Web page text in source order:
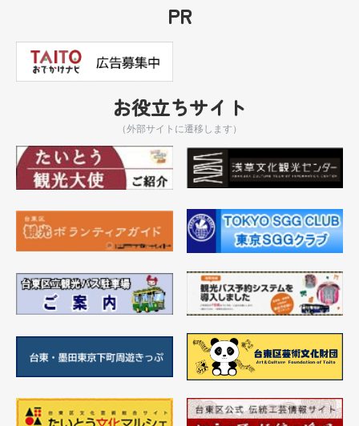
PR
お役立ちサイト
（外部サイトに遷移します）